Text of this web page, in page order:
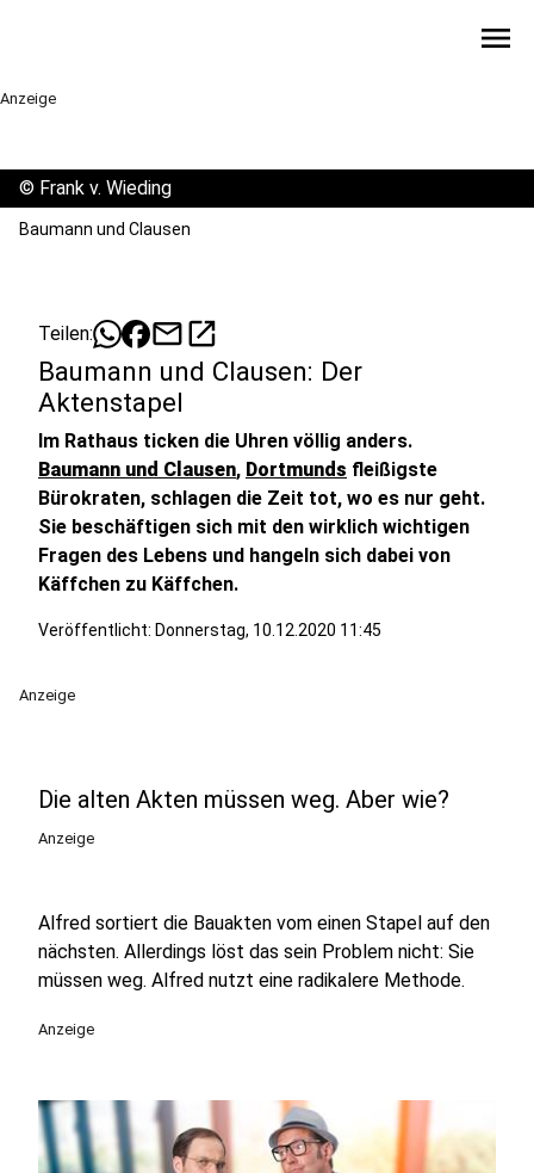
menu
Anzeige
© Frank v. Wieding
Baumann und Clausen
Teilen: mailopen_in_new
Baumann und Clausen: Der
Aktenstapel
Im Rathaus ticken die Uhren völlig anders.
Baumann und Clausen, Dortmunds fleißigste
Bürokraten, schlagen die Zeit tot, wo es nur geht.
Sie beschäftigen sich mit den wirklich wichtigen
Fragen des Lebens und hangeln sich dabei von
Käffchen zu Käffchen.
Veröffentlicht: Donnerstag, 10.12.2020 11:45
Anzeige
Die alten Akten müssen weg. Aber wie?
Anzeige
Alfred sortiert die Bauakten vom einen Stapel auf den
nächsten. Allerdings löst das sein Problem nicht: Sie
müssen weg. Alfred nutzt eine radikalere Methode.
Anzeige